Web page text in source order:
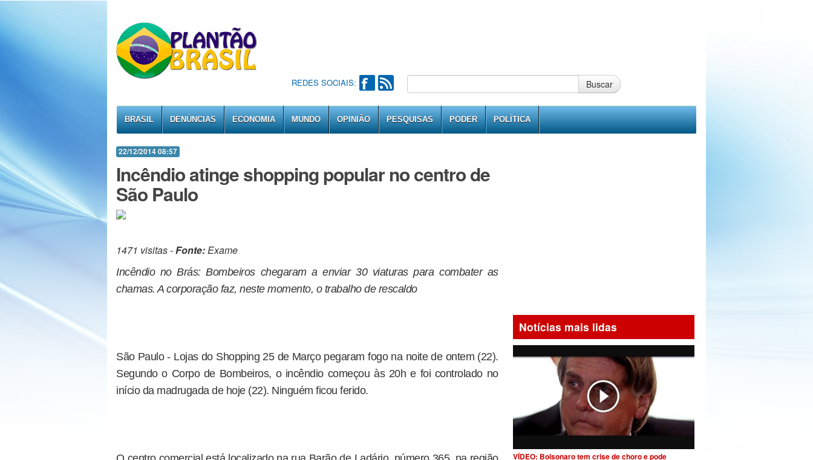
REDES SOCIAIS: Buscar
BRASIL DENÚNCIAS ECONOMIA MUNDO OPINIÃO PESQUISAS PODER POLÍTICA
22/12/2014 08:57
Incêndio atinge shopping popular no centro de
São Paulo
1471 visitas -Fonte:Exame
Incêndio no Brás: Bombeiros chegaram a enviar 30 viaturas para combater as
chamas. A corporação faz, neste momento, o trabalho de rescaldo
São Paulo - Lojas do Shopping 25 de Março pegaram fogo na noite de ontem (22).
Segundo o Corpo de Bombeiros, o incêndio começou às 20h e foi controlado no
início da madrugada de hoje (22). Ninguém ficou ferido.
Notícias mais lidas
VÍDEO: Bolsonaro tem crise de choro e pode